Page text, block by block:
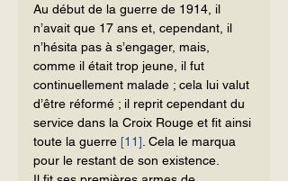
Au début de la guerre de 1914, il
n’avait que 17 ans et, cependant, il
n’hésita pas à s’engager, mais,
comme il était trop jeune, il fut
continuellement malade ; cela lui valut
d’être réformé ; il reprit cependant du
service dans la Croix Rouge et fit ainsi
toute la guerre [11] . Cela le marqua
pour le restant de son existence.